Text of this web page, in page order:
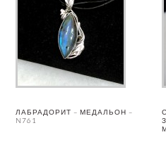
ЛАБРАДОРИТ – МЕДАЛЬОН –
N761